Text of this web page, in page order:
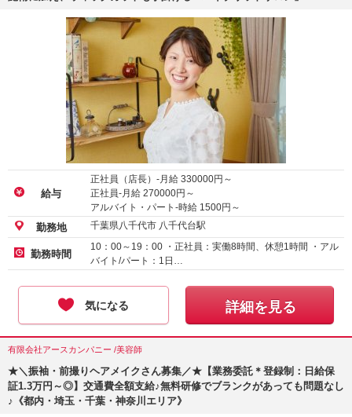
給与
正社員（店長）-月給 330000円～
正社員-月給 270000円～
アルバイト・パート-時給 1500円～
勤務地 千葉県八千代市 八千代台駅
勤務時間
10：00～19：00 ・正社員：実働8時間、休憩1時間 ・アル
バイト/パート：1日…
気になる 詳細を見る
有限会社アースカンパニー /美容師
★＼振袖・前撮りヘアメイクさん募集／★【業務委託＊登録制：日給保
証1.3万円～◎】交通費全額支給♪無料研修でブランクがあっても問題なし
♪《都内・埼玉・千葉・神奈川エリア》